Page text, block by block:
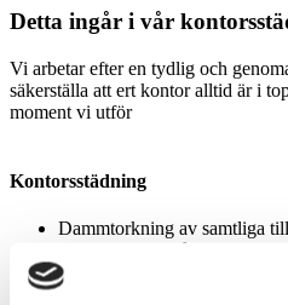
Detta ingår i vår
Vi arbetar efter en tydlig och
säkerställa att ert kontor alltid är i
moment vi utför
Kontorsstädning
Dammtorkning av samtliga
Golv moppas, våttorkas vid
Dammsugning av mjuka mattor